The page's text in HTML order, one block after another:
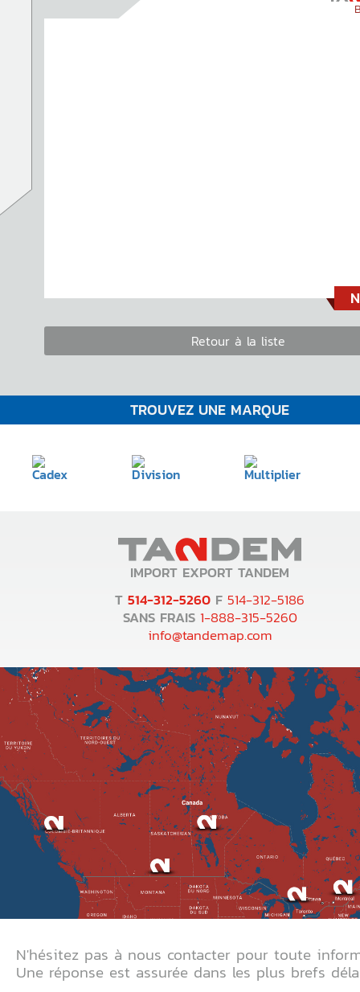
Retour à la liste
TROUVEZ UNE MARQUE
IMPORT EXPORT TANDEM
T 514-312-5260 F 514-312-5186
SANS FRAIS 1-888-315-5260
info@tandemap.com
N'hésitez pas à nous contacter pour toute
Une réponse est assurée dans les plus brefs